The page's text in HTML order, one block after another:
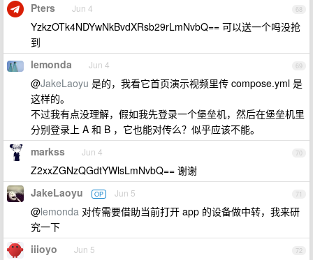
68
Pters Jun 4
YzkzOTk4NDYwNkBvdXRsb29rLmNvbQ== 可以送一个吗没抢
到
69
lemonda Jun 4
@JakeLaoyu 是的，我看它首页演示视频里传 compose.yml 是
这样的。
不过我有点没理解，假如我先登录一个堡垒机，然后在堡垒机里
分别登录上 A 和 B ，它也能对传么？似乎应该不能。
70
markss Jun 4
Z2xxZGNzQGdtYWlsLmNvbQ== 谢谢
71
JakeLaoyu OP Jun 5
@lemonda 对传需要借助当前打开 app 的设备做中转，我来研
究一下
72
iiioyo Jun 5